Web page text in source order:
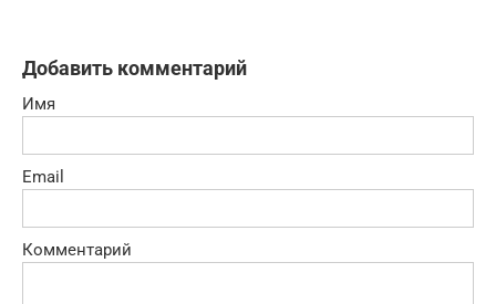
Добавить комментарий
Имя
Email
Комментарий